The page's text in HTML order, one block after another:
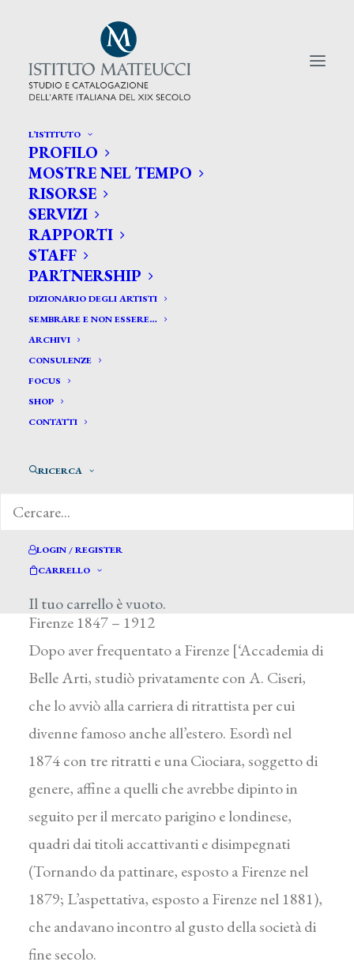
L’ISTITUTO
PROFILO
MOSTRE NEL TEMPO
RISORSE
SERVIZI
RAPPORTI
STAFF
PARTNERSHIP
DIZIONARIO DEGLI ARTISTI
SEMBRARE E NON ESSERE…
ARCHIVI
CONSULENZE
FOCUS
SHOP
CONTATTI
RICERCA
LOGIN / REGISTER
CARRELLO
Il tuo carrello è vuoto.
CERCA TRA GLI ARTISTI:
Search
for:
Landini Andrea *
LANDINI ANDREA
Firenze 1847 – 1912
Dopo aver frequentato a Firenze [‘Accademia di
Belle Arti, studiò privatamente con A. Ciseri,
che lo avviò alla carriera di ritrattista per cui
divenne famoso anche all’estero. Esordì nel
1874 con tre ritratti e una Ciociara, soggetto di
genere, affine a quelli che avrebbe dipinto in
seguito per il mercato parigino e londinese,
quadri dai titoli accattivanti e disimpegnati
(Tornando da pattinare, esposto a Firenze nel
1879; L’aspettativa, esposto a Firenze nel 1881),
che andavano incontro al gusto della società di
fine secolo.